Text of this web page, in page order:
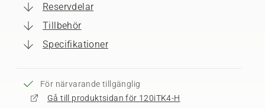
Reservdelar
Tillbehör
Specifikationer
För närvarande tillgänglig
Gå till produktsidan för 120iTK4-H